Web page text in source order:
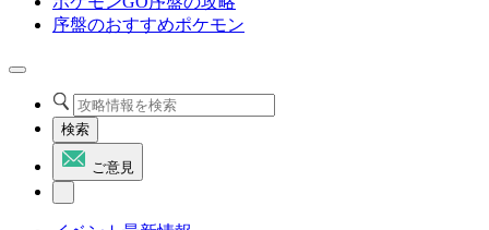
序盤のおすすめポケモン
検索
ご意見